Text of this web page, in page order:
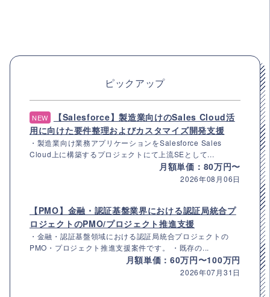
ピックアップ
NEW
【Salesforce】製造業向けのSales Cloud活
用に向けた要件整理およびカスタマイズ開発支援
・製造業向け業務アプリケーションをSalesforce Sales
Cloud上に構築するプロジェクトにて上流SEとして...
月額単価：80万円〜
2026年08月06日
【PMO】金融・認証基盤業界における認証局統合プ
ロジェクトのPMO/プロジェクト推進支援
・金融・認証基盤領域における認証局統合プロジェクトの
PMO・プロジェクト推進支援案件です。 ・既存の...
月額単価：60万円〜100万円
2026年07月31日